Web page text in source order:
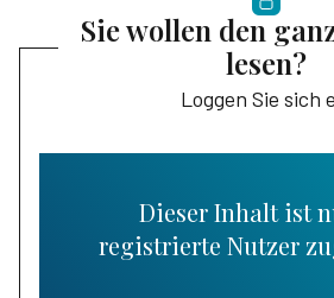
Sie wollen den
lesen?
Loggen Sie sich
Dieser Inhalt ist
registrierte Nutzer